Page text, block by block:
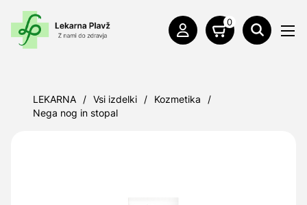
0
LEKARNA / Vsi izdelki / Kozmetika
/
Nega nog in stopal